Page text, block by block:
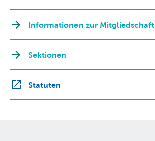
Informationen zur Mitgliedschaft
Sektionen
Statuten